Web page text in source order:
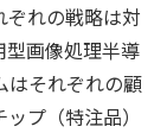
ぞれの戦略は対
型画像処理半導
はそれぞれの顧
プ（特注品）